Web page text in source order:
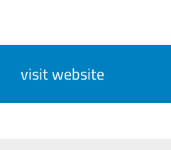
visit website